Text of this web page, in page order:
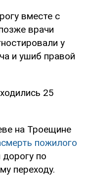
вместе с
врачи
у
и ушиб правой
25
на Троещине
пожилого
по
переходу.